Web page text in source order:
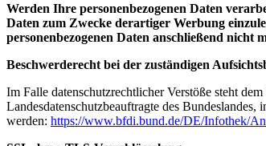
Werden Ihre personenbezogenen Daten
Daten zum Zwecke derartiger Werbung
personenbezogenen Daten anschließend
Beschwerderecht bei der zuständigen
Im Falle datenschutzrechtlicher Verstöße steht
Landesdatenschutzbeauftragte des
werden: https://www.bfdi.bund.de/DE/Infothek/